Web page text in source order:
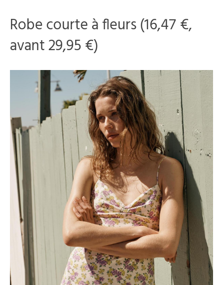
Robe courte à fleurs (16,47 €,
avant 29,95 €)